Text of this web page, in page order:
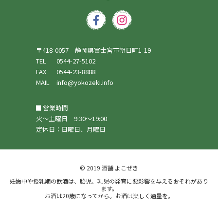
〒418-0057 静岡県富士宮市朝日町1-19
TEL
0544-27-5102
FAX
0544-23-8888
MAIL
info@yokozeki.info
営業時間
火～土曜日 9:30～19:00
定休日：日曜日、月曜日
© 2019 酒舗 よこぜき
妊娠中や授乳期の飲酒は、胎児、乳児の発育に悪影響を与えるおそれがあり
ます。
お酒は20歳になってから。お酒は楽しく適量を。